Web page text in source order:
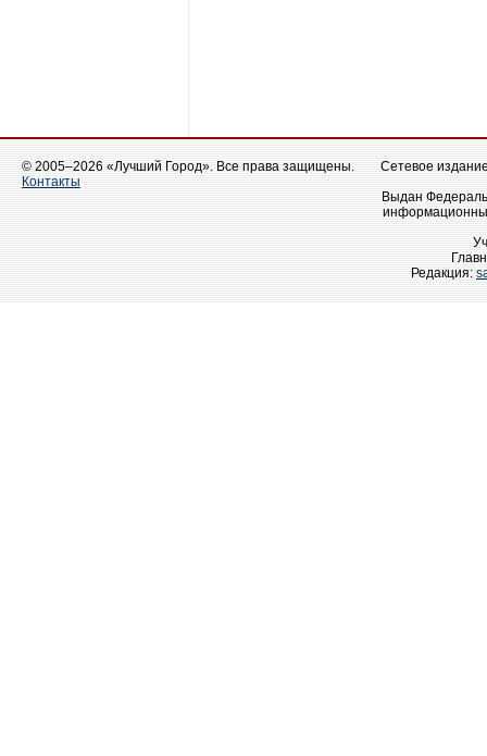
© 2005–2026 «Лучший Город». Все права защищены.
Контакты
Сетевое
Выдан
Редакция: